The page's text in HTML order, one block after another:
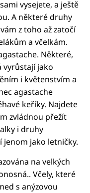
vysejete, a ještě
A některé druhy
z toho až zatočí
a včelkám.
Některé,
vyrůstají jako
i květenstvím a
agastache
keříky. Najdete
zvládnou přežít
i druhy
jenom jako letničky.
na velkých
Včely, které
s anýzovou